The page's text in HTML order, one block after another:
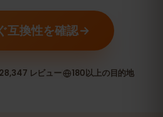
互換性を確認
レビュー 180以上の目的地